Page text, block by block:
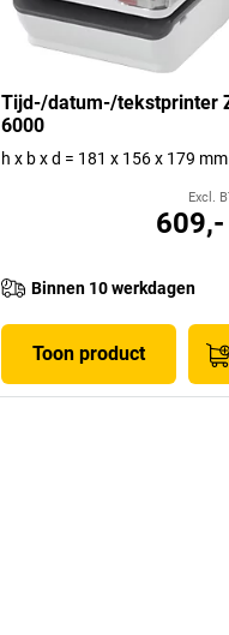
Tijd-/datum-/tekstprinter
6000
h x b x d = 181 x 156 x 179 mm
Excl.
Binnen 10 werkdagen
Toon product